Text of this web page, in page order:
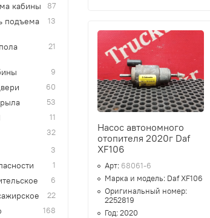
Насос автономного
отопителя 2020г Daf
XF106
Арт: 68061-6
Марка и модель: Daf XF106
Оригинальный номер:
2252819
Год:2020
кабины 87
подъема
13
21
9
60
53
11
32
3
1
6
22
168